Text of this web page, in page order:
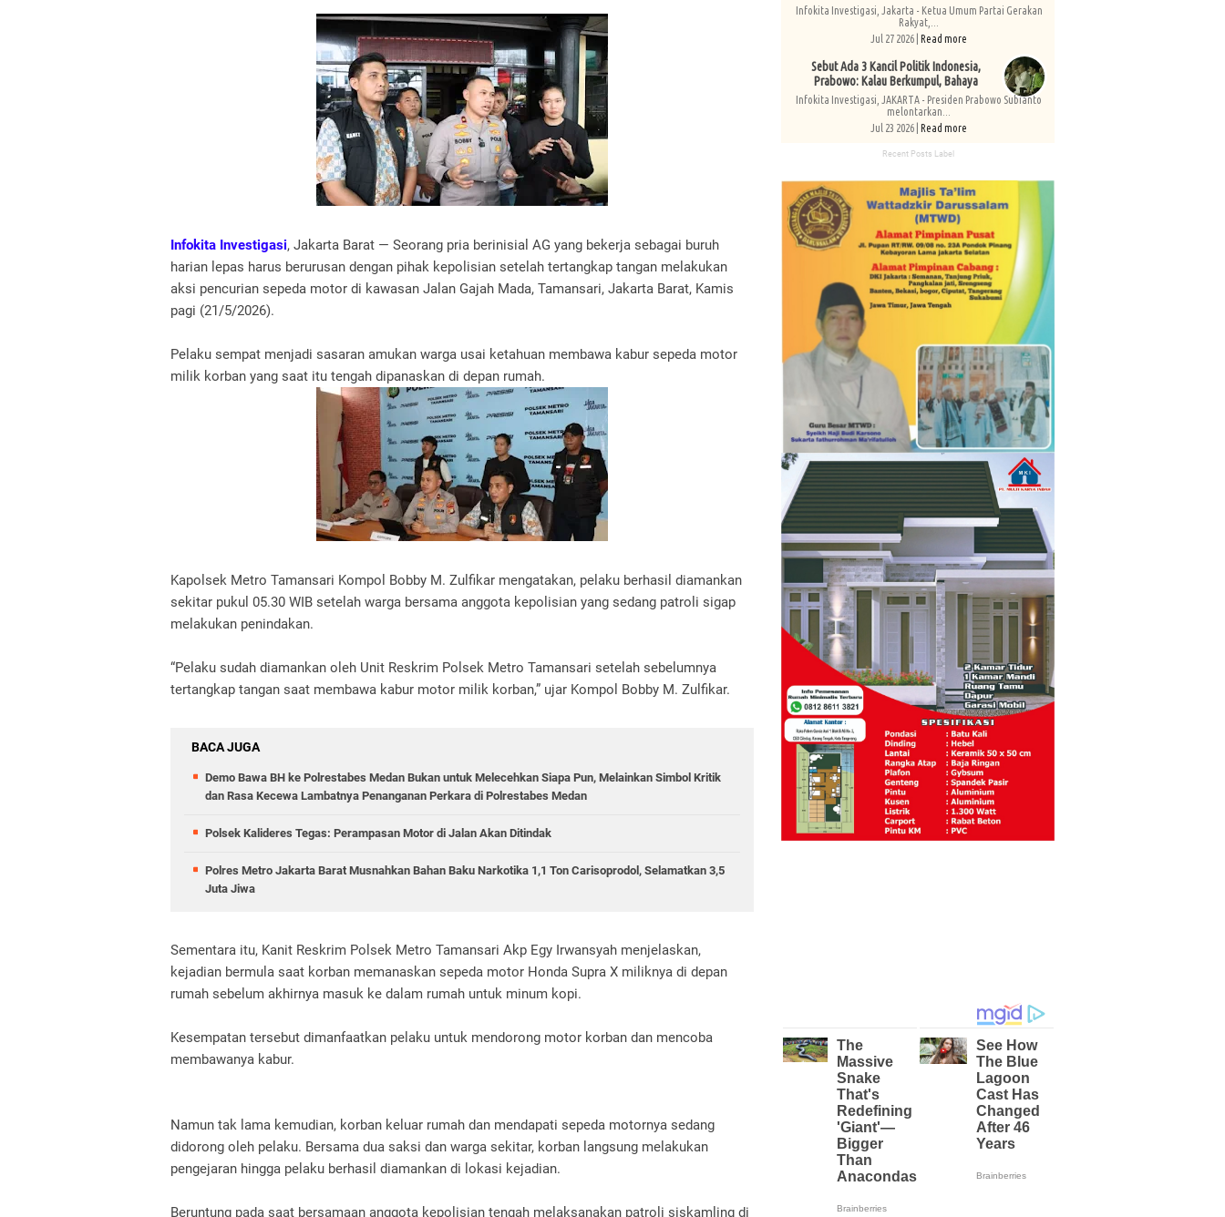
Infokita Investigasi, Jakarta Barat — Seorang pria berinisial AG yang bekerja sebagai buruh
harian lepas harus berurusan dengan pihak kepolisian setelah tertangkap tangan melakukan
aksi pencurian sepeda motor di kawasan Jalan Gajah Mada, Tamansari, Jakarta Barat, Kamis
pagi (21/5/2026).
Pelaku sempat menjadi sasaran amukan warga usai ketahuan membawa kabur sepeda motor
milik korban yang saat itu tengah dipanaskan di depan rumah.
Kapolsek Metro Tamansari Kompol Bobby M. Zulfikar mengatakan, pelaku berhasil diamankan
sekitar pukul 05.30 WIB setelah warga bersama anggota kepolisian yang sedang patroli sigap
melakukan penindakan.
“Pelaku sudah diamankan oleh Unit Reskrim Polsek Metro Tamansari setelah sebelumnya
tertangkap tangan saat membawa kabur motor milik korban,” ujar Kompol Bobby M. Zulfikar.
BACA JUGA
Demo Bawa BH ke Polrestabes Medan Bukan untuk Melecehkan Siapa Pun, Melainkan Simbol Kritik
dan Rasa Kecewa Lambatnya Penanganan Perkara di Polrestabes Medan
Polsek Kalideres Tegas: Perampasan Motor di Jalan Akan Ditindak
Polres Metro Jakarta Barat Musnahkan Bahan Baku Narkotika 1,1 Ton Carisoprodol, Selamatkan 3,5
Juta Jiwa
Sementara itu, Kanit Reskrim Polsek Metro Tamansari Akp Egy Irwansyah menjelaskan,
kejadian bermula saat korban memanaskan sepeda motor Honda Supra X miliknya di depan
rumah sebelum akhirnya masuk ke dalam rumah untuk minum kopi.
Kesempatan tersebut dimanfaatkan pelaku untuk mendorong motor korban dan mencoba
membawanya kabur.
Namun tak lama kemudian, korban keluar rumah dan mendapati sepeda motornya sedang
didorong oleh pelaku. Bersama dua saksi dan warga sekitar, korban langsung melakukan
pengejaran hingga pelaku berhasil diamankan di lokasi kejadian.
Beruntung pada saat bersamaan anggota kepolisian tengah melaksanakan patroli siskamling di
Infokita Investigasi, Jakarta - Ketua Umum Partai Gerakan
Rakyat,...
Jul 27 2026 | Read more
Sebut Ada 3 Kancil Politik Indonesia,
Prabowo: Kalau Berkumpul, Bahaya
Infokita Investigasi, JAKARTA - Presiden Prabowo Subianto
melontarkan...
Jul 23 2026 | Read more
Recent Posts Label